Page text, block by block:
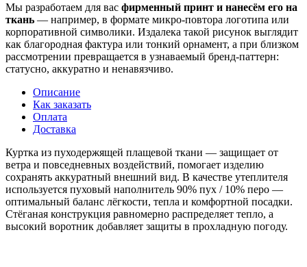
Мы разработаем для вас фирменный принт и нанесём его на
ткань — например, в формате микро‑повтора логотипа или
корпоративной символики. Издалека такой рисунок выглядит
как благородная фактура или тонкий орнамент, а при близком
рассмотрении превращается в узнаваемый бренд‑паттерн:
статусно, аккуратно и ненавязчиво.
Описание
Как заказать
Оплата
Доставка
Куртка из пуходержящей плащевой ткани — защищает от
ветра и повседневных воздействий, помогает изделию
сохранять аккуратный внешний вид. В качестве утеплителя
используется пуховый наполнитель 90% пух / 10% перо —
оптимальный баланс лёгкости, тепла и комфортной посадки.
Стёганая конструкция равномерно распределяет тепло, а
высокий воротник добавляет защиты в прохладную погоду.